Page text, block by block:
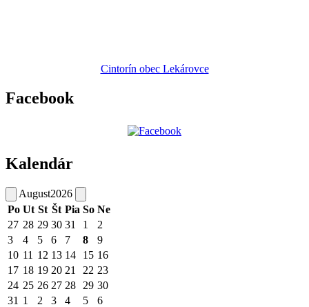
Cintorín obec Lekárovce
Facebook
Kalendár
August2026
Po Ut St Št Pia So Ne
27 28 29 30 31 1
2
3
4 5 6 7 8
9
10 11 12 13 14 15 16
17 18 19 20 21 22 23
24 25 26 27 28 29 30
31 1 2 3 4 5 6